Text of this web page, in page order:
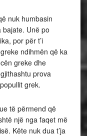
nuk humbasin
Unë po
por për t’i
ndihmën që ka
greke dhe
prova
grek.
të përmend që
një nga faqet më
Këte nuk dua t’ja